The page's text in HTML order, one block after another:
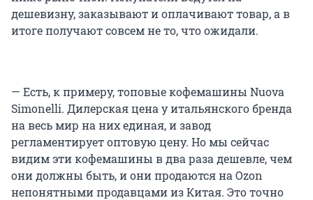
дешевизну, заказывают и оплачивают товар, а в
итоге получают совсем не то, что ожидали.
— Есть, к примеру, топовые кофемашины Nuova
Simonelli. Дилерская цена у итальянского бренда
на весь мир на них единая, и завод
регламентирует оптовую цену. Но мы сейчас
видим эти кофемашины в два раза дешевле, чем
они должны быть, и они продаются на Ozon
непонятными продавцами из Китая. Это точно